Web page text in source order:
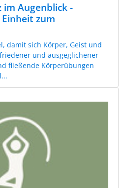
im Augenblick -
zum
damit sich Körper, Geist und
und ausgeglichener
fließende Körperübungen